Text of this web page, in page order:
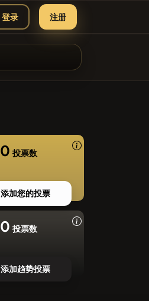
登录 注册
#144
#2535
#1
0 投票数
添加您的投票
0 投票数
添加趋势投票